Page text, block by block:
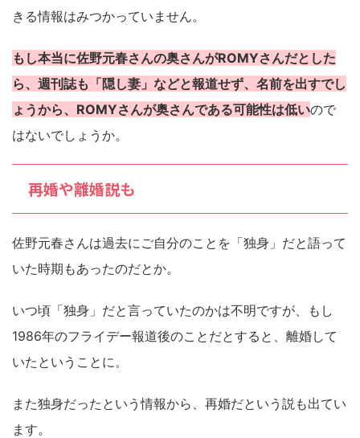
きる情報はみつかっていません。
もし本当に佐野元春さんの奥さんがROMYさんだとした
ら、週刊誌も「隠し妻」などと報道せず、名前を出すでし
ょうから、ROMYさんが奥さんである可能性は低いので
はないでしょうか。
再婚や離婚説も
佐野元春さんは過去にご自分のことを「独身」だと語って
いた時期もあったのだとか。
いつ頃「独身」だと言っていたのかは不明ですが、もし
1986年のフライデー報道後のことだとすると、離婚して
いたということに。
また独身だったという情報から、再婚だという説も出てい
ます。